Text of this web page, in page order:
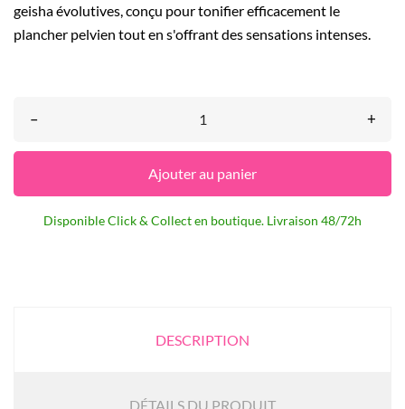
geisha évolutives, conçu pour tonifier efficacement le
plancher pelvien tout en s'offrant des sensations intenses.
– +
Ajouter au panier
Disponible Click & Collect en boutique. Livraison 48/72h
DESCRIPTION
DÉTAILS DU PRODUIT